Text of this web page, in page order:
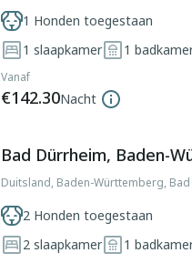
1 Honden toegestaan
1 slaapkamer 1
Vanaf
€142.30Nacht
Bad Dürrheim, Baden-
Duitsland, Baden-Württemberg,
2 Honden toegestaan
2 slaapkamer 1